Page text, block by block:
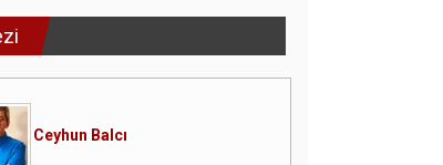
Ceyhun Balcı